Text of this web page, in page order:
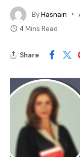
ByHasnain
4 Mins Read
Share